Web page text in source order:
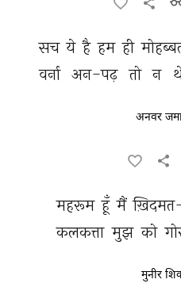
सच ये है हम ही
वर्ना अन-पढ़ तो न
अनवर
महरूम हूँ मैं
कलकत्ता मुझ को
मुनीर